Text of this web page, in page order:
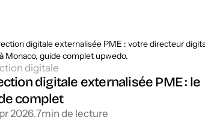
digitale
digitale externalisée PME : le
complet
2026.7min de lecture